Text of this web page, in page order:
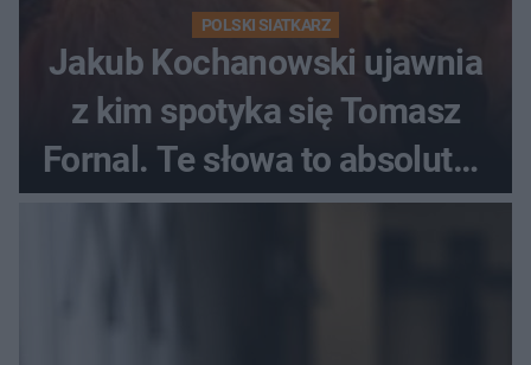
POLSKI SIATKARZ
Jakub Kochanowski ujawnia
z kim spotyka się Tomasz
Fornal. Te słowa to absolutny
hit